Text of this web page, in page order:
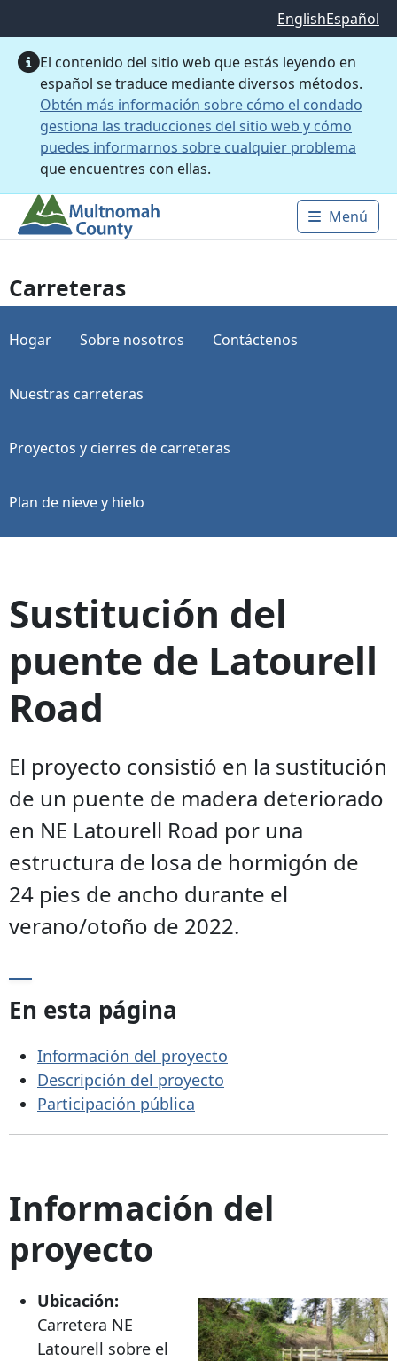
EnglishEspañol
El contenido del sitio web que estás leyendo en
español se traduce mediante diversos métodos.
Obtén más información sobre cómo el condado
gestiona las traducciones del sitio web y cómo
puedes informarnos sobre cualquier problema
que encuentres con ellas.
Main
Menú
Carreteras
Hogar Sobre nosotros Contáctenos
Nuestras carreteras
Proyectos y cierres de carreteras
Plan de nieve y hielo
Sustitución del
puente de Latourell
Road
El proyecto consistió en la sustitución
de un puente de madera deteriorado
en NE Latourell Road por una
estructura de losa de hormigón de
24 pies de ancho durante el
verano/otoño de 2022.
En esta página
Información del proyecto
Descripción del proyecto
Participación pública
Información del
proyecto
Ubicación:
Carretera NE
Latourell sobre el